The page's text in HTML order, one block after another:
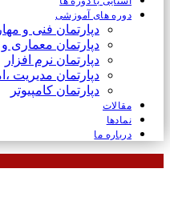
دوره های آموزشی
دپارتمان فنی و
دپارتمان معماری
دپارتمان نرم افزار
دپارتمان مدیریت
دپارتمان کامپیوتر
مقالات
نمادها
درباره ما